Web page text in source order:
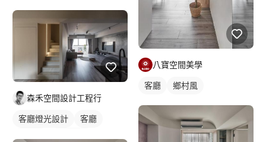
森禾空間設計工程行
客廳燈光設計
客廳
八寶空間美學
客廳 鄉村風